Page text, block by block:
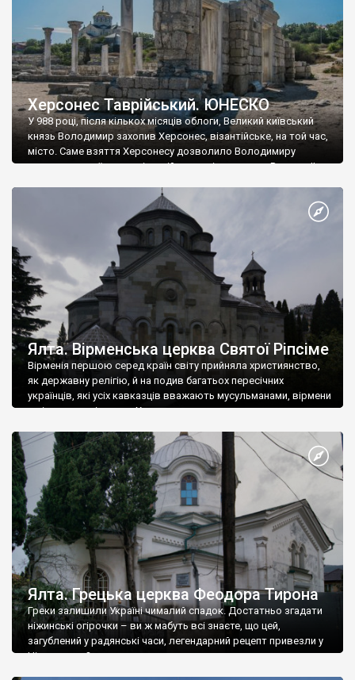
Херсонес Таврійський. ЮНЕСКО
У 988 році, після кількох місяців облоги, Великий київський
князь Володимир захопив Херсонес, візантійське, на той час,
місто. Саме взяття Херсонесу дозволило Володимиру
диктувати свої умови візантійському імператору Василю ІІ, та
Херсонесі Володимир-язичник, став Василем-християнином.
А потім було Хрещення Русі. На честь Херсонесу Таврійського
Ялта. Вірменська церква Святої Ріпсіме
Вірменія першою серед країн світу прийняла християнство,
як державну релігію, й на подив багатьох пересічних
українців, які усіх кавказців вважають мусульманами, вірмени
є відданими вірянами Христа
Ялта. Грецька церква Феодора Тирона
Греки залишили Україні чималий спадок. Достатньо згадати
ніжинські огірочки – ви ж мабуть всі знаєте, що цей,
загублений у радянські часи, легендарний рецепт привезли у
Ніжин греки?